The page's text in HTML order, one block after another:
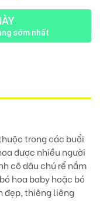
sớm nhất
trong các buổi
được nhiều người
cô dâu chú rể nắm
hoa baby hoặc bó
đẹp, thiêng liêng